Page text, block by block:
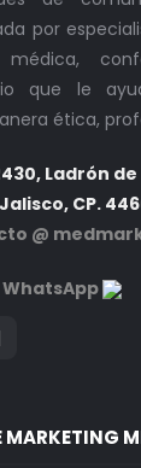
por
que le
ética,
Ladrón
CP.
@
MARKETING